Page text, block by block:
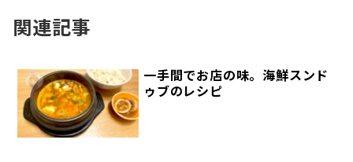
関連記事
一手間でお店の味。海鮮スンド
ゥブのレシピ